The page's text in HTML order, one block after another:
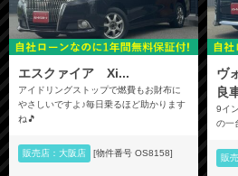
エスクァイア Xi...
アイドリングストップで燃費もお財布に
やさしいですよ♪毎日乗るほど助かります
ね🎵
販売店：大阪店 [物件番号 OS8158]
ヴ
良
9イ
の一
販